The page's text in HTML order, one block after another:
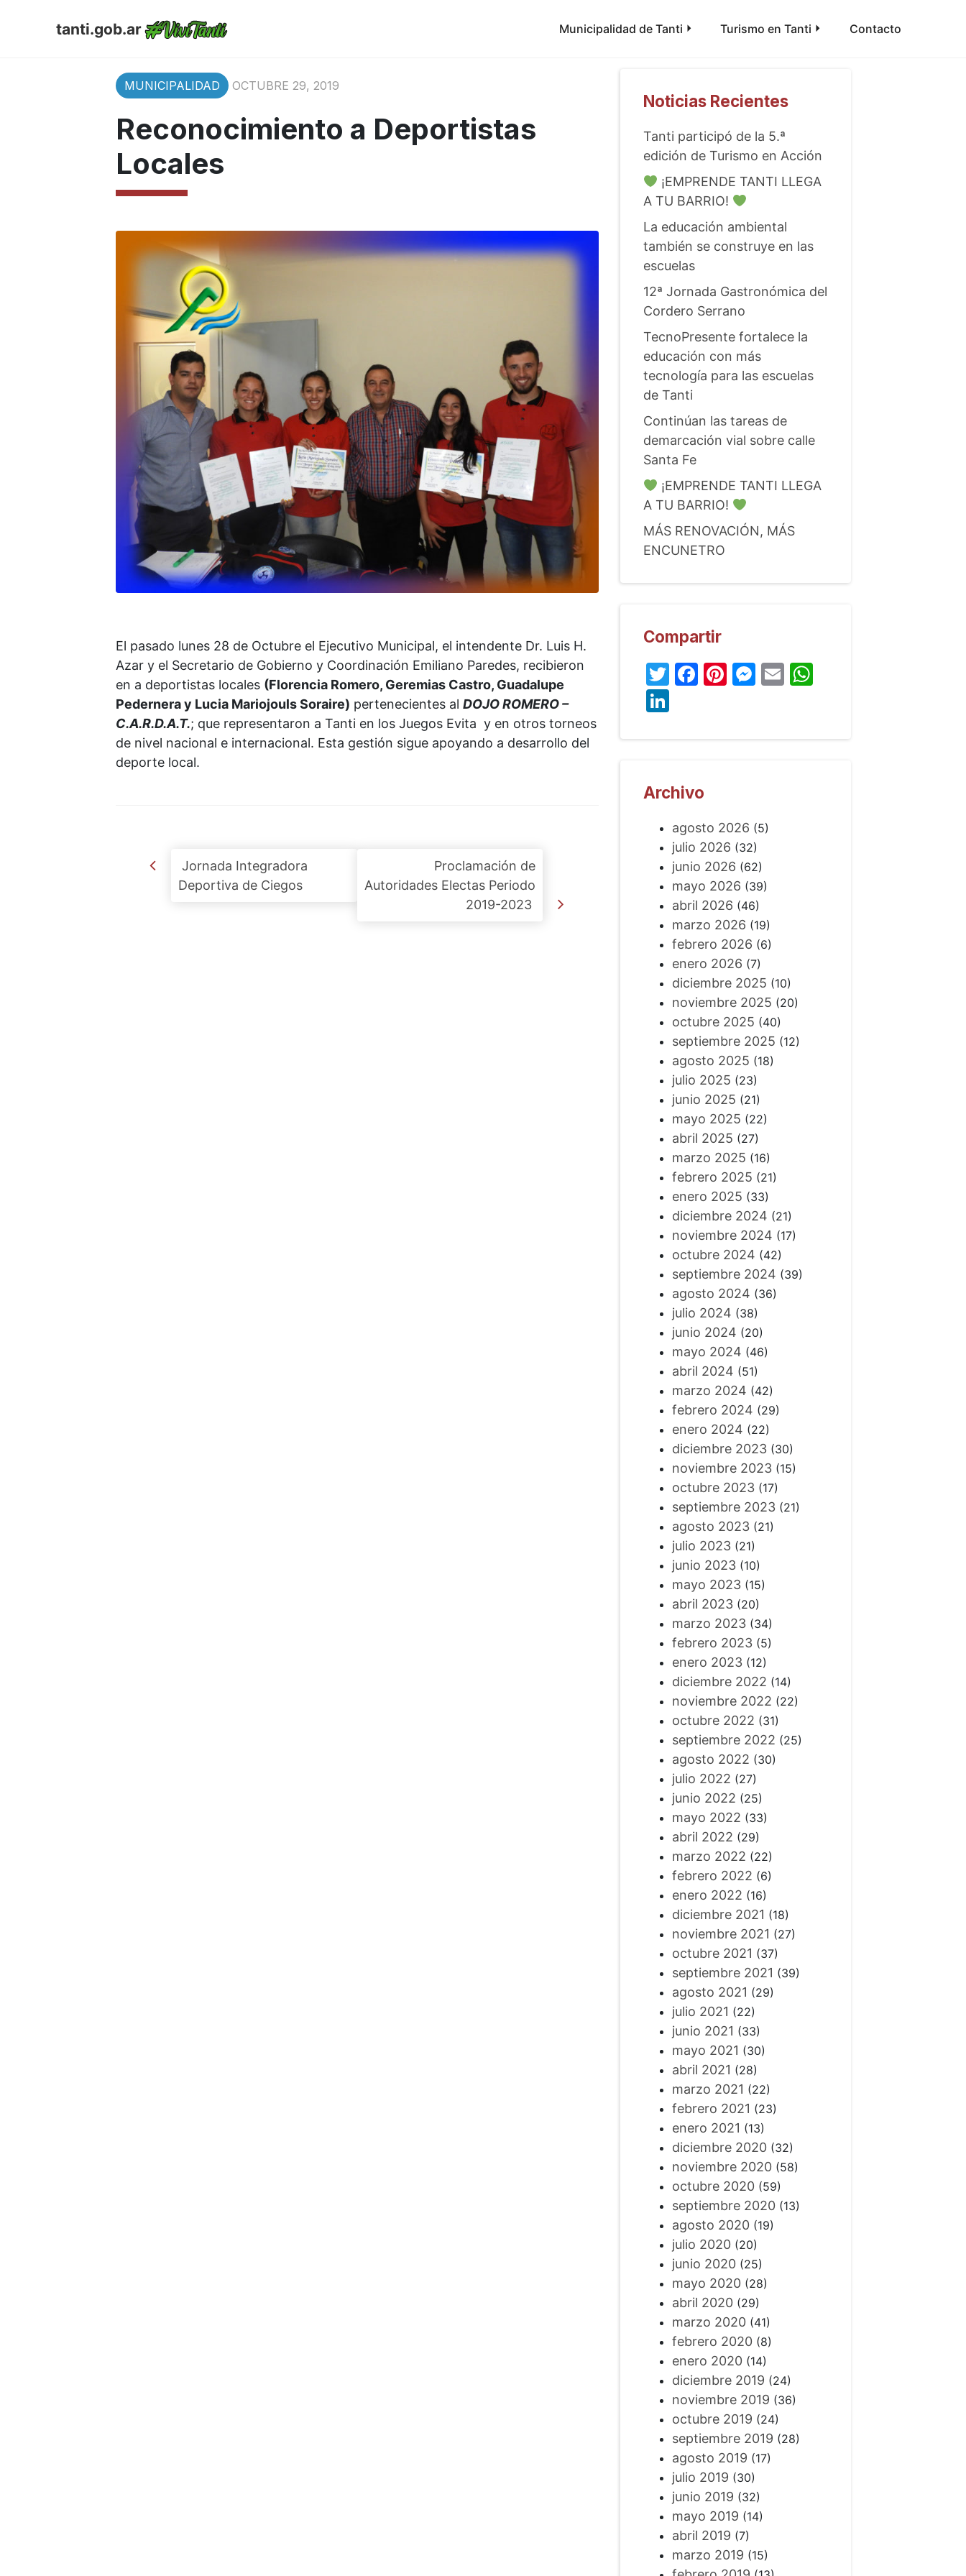
tanti.gob.ar Municipalidad de Tanti Turismo en Tanti Contacto
MUNICIPALIDAD OCTUBRE 29, 2019
Reconocimiento a Deportistas
Locales
El pasado lunes 28 de Octubre el Ejecutivo Municipal, el intendente Dr. Luis H.
Azar y el Secretario de Gobierno y Coordinación Emiliano Paredes, recibieron
en a deportistas locales (Florencia Romero, Geremias Castro, Guadalupe
Pedernera y Lucia Mariojouls Soraire) pertenecientes al DOJO ROMERO –
C.A.R.D.A.T.; que representaron a Tanti en los Juegos Evita y en otros torneos
de nivel nacional e internacional. Esta gestión sigue apoyando a desarrollo del
deporte local.
Post navigation
Jornada Integradora
Deportiva de Ciegos
Proclamación de
Autoridades Electas Periodo
2019-2023
Noticias Recientes
Tanti participó de la 5.ª
edición de Turismo en Acción
¡EMPRENDE TANTI LLEGA
A TU BARRIO!
La educación ambiental
también se construye en las
escuelas
12ª Jornada Gastronómica del
Cordero Serrano
TecnoPresente fortalece la
educación con más
tecnología para las escuelas
de Tanti
Continúan las tareas de
demarcación vial sobre calle
Santa Fe
¡EMPRENDE TANTI LLEGA
A TU BARRIO!
MÁS RENOVACIÓN, MÁS
ENCUNETRO
Compartir
Twitter
Facebook
Pinterest
Messenger
EmailWhatsApp
LinkedIn
Archivo
agosto 2026 (5)
julio 2026 (32)
junio 2026 (62)
mayo 2026 (39)
abril 2026 (46)
marzo 2026 (19)
febrero 2026 (6)
enero 2026 (7)
diciembre 2025 (10)
noviembre 2025 (20)
octubre 2025 (40)
septiembre 2025 (12)
agosto 2025 (18)
julio 2025 (23)
junio 2025 (21)
mayo 2025 (22)
abril 2025 (27)
marzo 2025 (16)
febrero 2025 (21)
enero 2025 (33)
diciembre 2024 (21)
noviembre 2024 (17)
octubre 2024 (42)
septiembre 2024 (39)
agosto 2024 (36)
julio 2024 (38)
junio 2024 (20)
mayo 2024 (46)
abril 2024 (51)
marzo 2024 (42)
febrero 2024 (29)
enero 2024 (22)
diciembre 2023(30)
noviembre 2023(15)
octubre 2023(17)
septiembre 2023(21)
agosto 2023(21)
julio 2023(21)
junio 2023(10)
mayo 2023(15)
abril 2023(20)
marzo 2023(34)
febrero 2023(5)
enero 2023(12)
diciembre 2022 (14)
noviembre 2022 (22)
octubre 2022 (31)
septiembre 2022 (25)
agosto 2022 (30)
julio 2022 (27)
junio 2022 (25)
mayo 2022 (33)
abril 2022 (29)
marzo 2022 (22)
febrero 2022 (6)
enero 2022 (16)
diciembre 2021 (18)
noviembre 2021 (27)
octubre 2021 (37)
septiembre 2021 (39)
agosto 2021 (29)
julio 2021 (22)
junio 2021 (33)
mayo 2021 (30)
abril 2021 (28)
marzo 2021 (22)
febrero 2021 (23)
enero 2021 (13)
diciembre 2020(32)
noviembre 2020(58)
octubre 2020(59)
septiembre 2020(13)
agosto 2020(19)
julio 2020(20)
junio 2020(25)
mayo 2020(28)
abril 2020(29)
marzo 2020(41)
febrero 2020(8)
enero 2020(14)
diciembre 2019 (24)
noviembre 2019 (36)
octubre 2019 (24)
septiembre 2019 (28)
agosto 2019 (17)
julio 2019 (30)
junio 2019 (32)
mayo 2019 (14)
abril 2019 (7)
marzo 2019 (15)